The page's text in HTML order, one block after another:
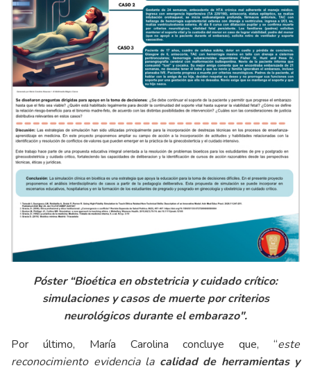
Póster “Bioética en obstetricia y cuidado crítico:
simulaciones y casos de muerte por criterios
neurológicos durante el embarazo".
Por último, María Carolina concluye que, “este
reconocimiento evidencia la calidad de herramientas y